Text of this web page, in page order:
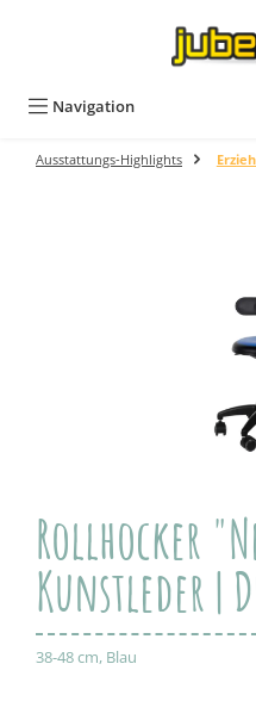
Navigation
Ausstattungs-Highlights
Rollhocker
Kunstleder |
38-48 cm, Blau